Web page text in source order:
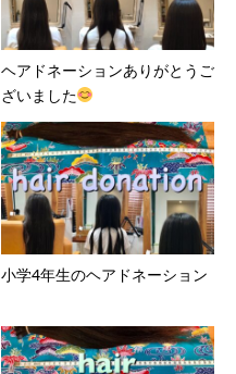
ヘアドネーションありがとうご
ざいました
小学4年生のヘアドネーション